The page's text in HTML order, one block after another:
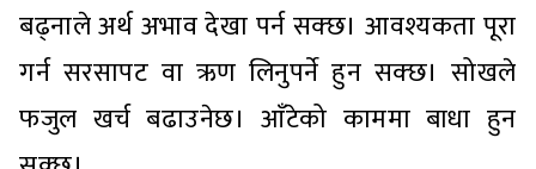
बढ्नाले अर्थ अभाव देखा पर्न सक्छ। आवश्यकता पूरा
गर्न सरसापट वा ऋण लिनुपर्ने हुन सक्छ। सोखले
फजुल खर्च बढाउनेछ। आँटेको काममा बाधा हुन